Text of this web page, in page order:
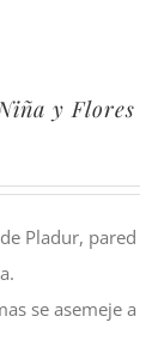
y Flores
Pladur, pared
se asemeje a